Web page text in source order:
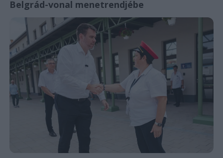
Belgrád-vonal menetrendjébe